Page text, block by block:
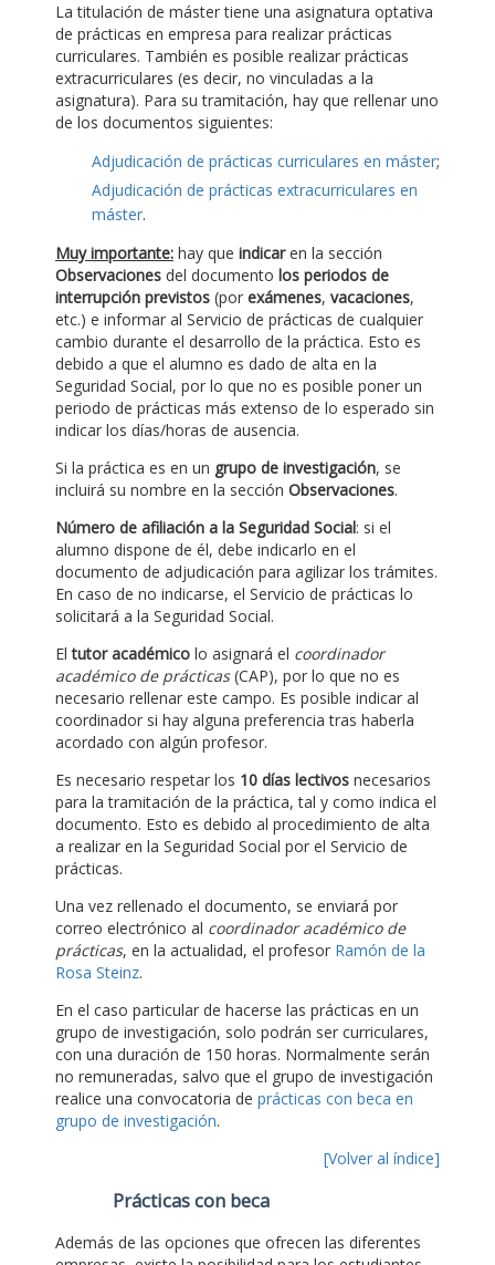
La titulación de máster tiene una asignatura optativa
de prácticas en empresa para realizar prácticas
curriculares. También es posible realizar prácticas
extracurriculares (es decir, no vinculadas a la
asignatura). Para su tramitación, hay que rellenar uno
de los documentos siguientes:
Adjudicación de prácticas curriculares en máster;
Adjudicación de prácticas extracurriculares en
máster.
Muy importante: hay que indicaren la sección
Observaciones del documento los periodos de
interrupción previstos (por exámenes, vacaciones,
etc.) e informar al Servicio de prácticas de cualquier
cambio durante el desarrollo de la práctica. Esto es
debido a que el alumno es dado de alta en la
Seguridad Social, por lo que no es posible poner un
periodo de prácticas más extenso de lo esperado sin
indicar los días/horas de ausencia.
Si la práctica es en un grupo de investigación, se
incluirá su nombre en la sección Observaciones.
Número de afiliación a la Seguridad Social: si el
alumno dispone de él, debe indicarlo en el
documento de adjudicación para agilizar los trámites.
En caso de no indicarse, el Servicio de prácticas lo
solicitará a la Seguridad Social.
Eltutor académico lo asignará el coordinador
académico de prácticas(CAP), por lo que no es
necesario rellenar este campo. Es posible indicar al
coordinador si hay alguna preferencia tras haberla
acordado con algún profesor.
Es necesario respetar los 10 días lectivos necesarios
para la tramitación de la práctica, tal y como indica el
documento. Esto es debido al procedimiento de alta
a realizar en la Seguridad Social por el Servicio de
prácticas.
Una vez rellenado el documento, se enviará por
correo electrónico al coordinador académico de
prácticas, en la actualidad, el profesor Ramón de la
Rosa Steinz.
En el caso particular de hacerse las prácticas en un
grupo de investigación, solo podrán ser curriculares,
con una duración de 150 horas. Normalmente serán
no remuneradas, salvo que el grupo de investigación
realice una convocatoria de prácticas con beca en
grupo de investigación.
[Volver al índice]
Prácticas con beca
Además de las opciones que ofrecen las diferentes